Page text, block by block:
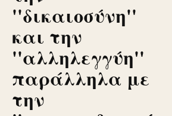
''δικαιοσύνη''
και την
''αλληλεγγύη''
παράλληλα με
την